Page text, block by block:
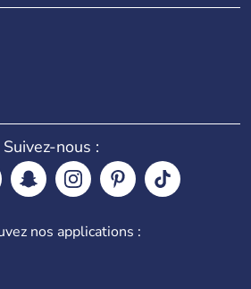
Suivez-nous :
nos applications :